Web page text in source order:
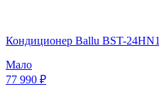
Кондиционер Ballu BST-24HN1
Мало
77 990 ₽